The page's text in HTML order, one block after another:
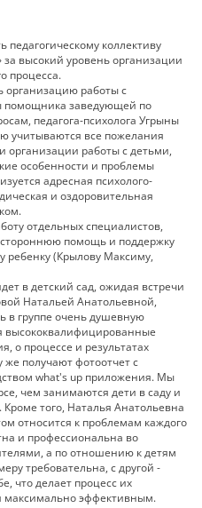
коллективу
за высокий уровень организации
процесса.
организацию работы с
помощника заведующей по
педагога-психолога Угрыны
учитываются все пожелания
организации работы с детьми,
особенности и проблемы
адресная психолого-
и оздоровительная
отдельных специалистов,
помощь и поддержку
ребенку (Крылову Максиму,
в детский сад, ожидая встречи
Натальей Анатольевной,
в группе очень душевную
высококвалифицированные
о процессе и результатах
же получают фотоотчет с
what's up приложения. Мы
чем занимаются дети в саду и
Кроме того, Наталья Анатольевна
относится к проблемам каждого
и профессиональна во
а по отношению к детям
требовательна, с другой -
что делает процесс их
максимально эффективным.